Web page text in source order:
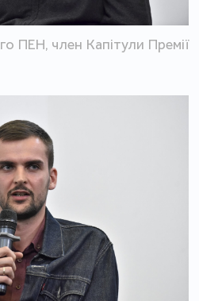
ПЕН, член Капітули Премії